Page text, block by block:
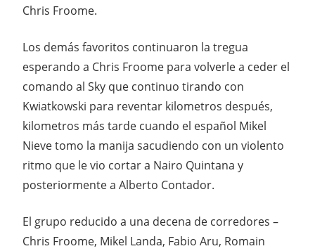
Chris Froome.
Los demás favoritos continuaron la tregua
esperando a Chris Froome para volverle a ceder el
comando al Sky que continuo tirando con
Kwiatkowski para reventar kilometros después,
kilometros más tarde cuando el español Mikel
Nieve tomo la manija sacudiendo con un violento
ritmo que le vio cortar a Nairo Quintana y
posteriormente a Alberto Contador.
El grupo reducido a una decena de corredores –
Chris Froome, Mikel Landa, Fabio Aru, Romain